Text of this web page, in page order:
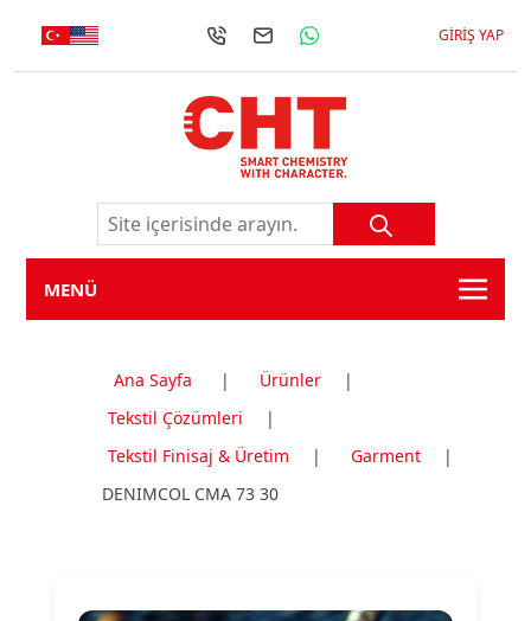
GIRIŞ YAP
MENÜ
Ana Sayfa | Ürünler
|
Tekstil Çözümleri
|
Tekstil Finisaj & Üretim
| Garment
|
DENIMCOL CMA 73 30